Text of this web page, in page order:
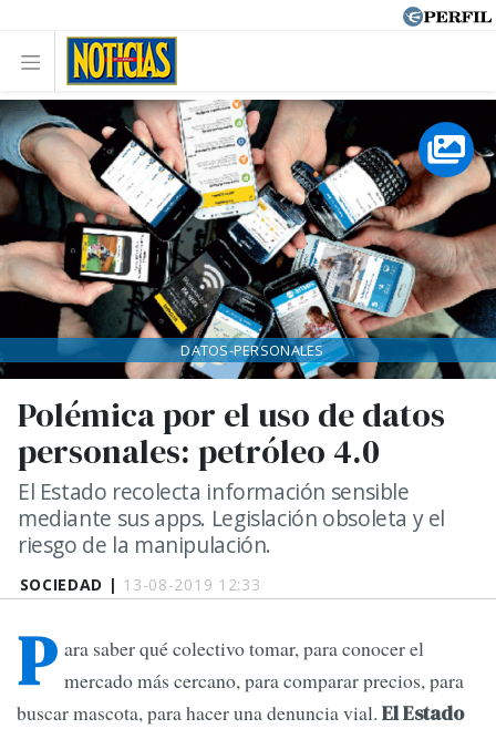
SOCIEDAD | 13-08-2019 12:33
Polémica por el uso de datos
personales: petróleo 4.0
El Estado recolecta información sensible
mediante sus apps. Legislación obsoleta y el
riesgo de la manipulación.
DATOS-PERSONALES
P ara saber qué colectivo tomar, para conocer el
mercado más cercano, para comparar precios, para
buscar mascota, para hacer una denuncia vial. El Estado